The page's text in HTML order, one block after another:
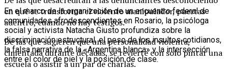
en qué se transforma el violento manipulador, puertas
adentro, cuando no hay testigos.
De las que sugieren que una personalidad violenta,
cimentada durante décadas, se revierte con solo pintar una
escuela o asistir a un par de charlas.
En el marco de la organización de un encuentro federal de
comunidades afrodescendientes en Rosario, la psicóloga
social y activista Natacha Giusto profundiza sobre la
discriminación estructural, el peso de los insultos cotidianos,
la falsa narrativa de la «Argentina blanca» y la intersección
entre el color de piel y la posición de clase.